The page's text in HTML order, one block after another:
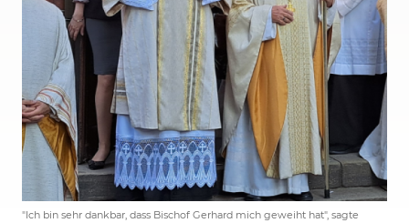
"Ich bin sehr dankbar, dass Bischof Gerhard mich geweiht hat", sagte